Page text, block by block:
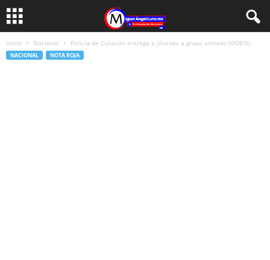
Inicio Nacional Policía de Culiacán entrega a jóvenes a grupo armado (VIDEO)
NACIONAL NOTA ROJA